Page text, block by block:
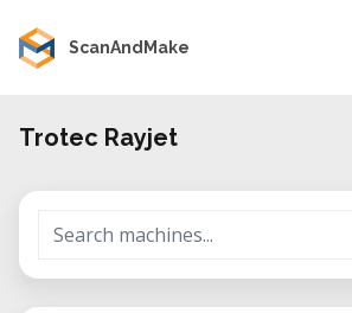
ScanAndMake
Trotec Rayjet